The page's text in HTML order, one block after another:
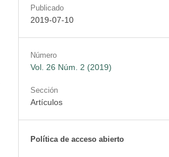
Publicado
2019-07-10
Número
Vol. 26 Núm. 2 (2019)
Sección
Artículos
Política de acceso abierto